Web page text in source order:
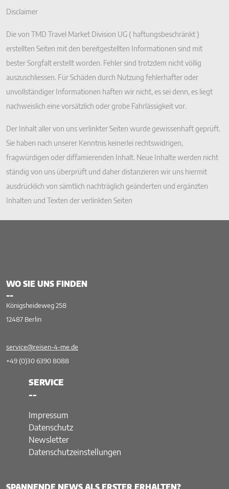
Disclaimer
Die von TMD Travel Market Division UG ( haftungsbeschränkt )
erstellten Seiten mit den bereitgestellten Informationen sind mit
bester Sorgfalt erstellt worden. Fehler sind trotzdem nicht völlig
auszuschliessen. Für Schäden durch Nutzung fehlerhafter oder
unvollständiger Informationen haften wir nicht, es sei denn, es liegt
nachweislich eine vorsätzlich oder grobe Fahrlässigkeit vor.
Der Inhalt aller von uns verlinkter Seiten wurde gewissenhaft geprüft.
Sie haben nach unserer Kenntnis keinerlei rechtswidrigen,
fragwürdigen oder diffamierenden Inhalt. Neue Inhalte werden nicht
ständig von uns überprüft und daher distanzieren wir uns hiermit
ausdrücklich von sämtlich nachträglich geänderten und ergänzten
Inhalten und Texten der verlinkten Seiten
WO SIE UNS FINDEN
--
Königsheideweg 258
12487 Berlin
service@reisen-4-me.de
+49 (0)30 6390 8088
SERVICE
--
Impressum
Datenschutz
Newsletter
Datenschutzeinstellungen
SPANNENDE NEWS ALS ERSTER ERHALTEN?